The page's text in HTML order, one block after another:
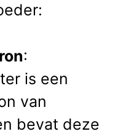
:
is een
van
bevat deze